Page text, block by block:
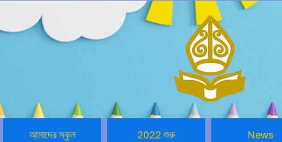
আমাদের স্কুল 2022 শুরু News